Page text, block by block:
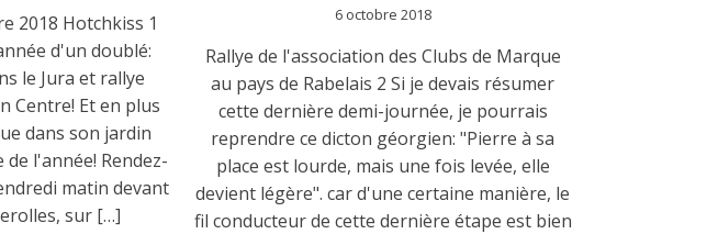
2018 Hotchkiss 1
d'un doublé:
le Jura et rallye
Centre! Et en plus
dans son jardin
l'année! Rendez-
matin devant
sur […]
6 octobre 2018
Rallye de l'association des Clubs de Marque
au pays de Rabelais 2 Si je devais résumer
cette dernière demi-journée, je pourrais
reprendre ce dicton géorgien: "Pierre à sa
place est lourde, mais une fois levée, elle
devient légère". car d'une certaine manière, le
fil conducteur de cette dernière étape est bien